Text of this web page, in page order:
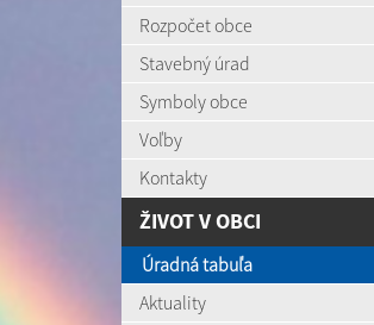
Rozpočet obce
Stavebný úrad
Symboly obce
Voľby
Kontakty
ŽIVOT V OBCI
Úradná tabuľa
Aktuality